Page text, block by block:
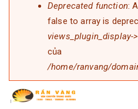
Deprecated function:
false to array is
views_plugin_display-
của
/home/ranvang/